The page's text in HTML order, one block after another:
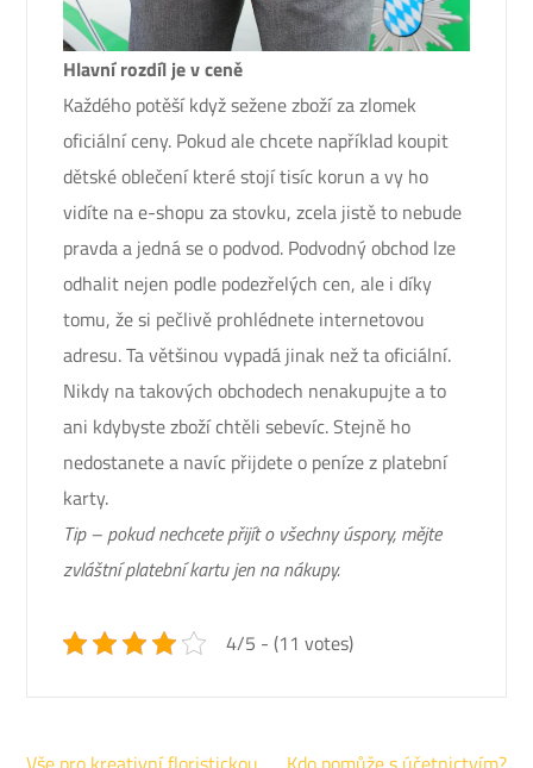
Hlavní rozdíl je v ceně
Každého potěší když sežene zboží za zlomek
oficiální ceny. Pokud ale chcete například koupit
dětské oblečení které stojí tisíc korun a vy ho
vidíte na e-shopu za stovku, zcela jistě to nebude
pravda a jedná se o podvod. Podvodný obchod lze
odhalit nejen podle podezřelých cen, ale i díky
tomu, že si pečlivě prohlédnete internetovou
adresu. Ta většinou vypadá jinak než ta oficiální.
Nikdy na takových obchodech nenakupujte a to
ani kdybyste zboží chtěli sebevíc. Stejně ho
nedostanete a navíc přijdete o peníze z platební
karty.
Tip – pokud nechcete přijít o všechny úspory, mějte
zvláštní platební kartu jen na nákupy.
4/5 - (11 votes)